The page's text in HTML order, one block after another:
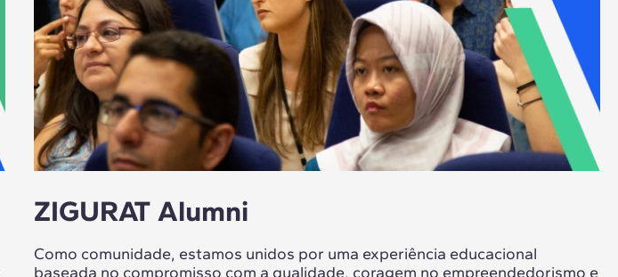
ZIGURAT Alumni
Como comunidade, estamos unidos por uma experiência educacional
baseada no compromisso com a qualidade, coragem no empreendedorismo e